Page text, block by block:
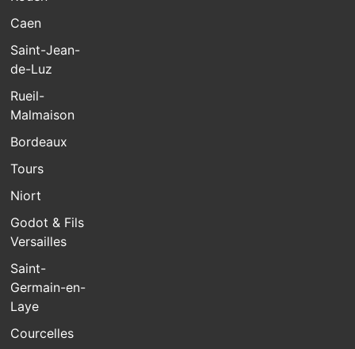
Caen
Saint-Jean-
de-Luz
Rueil-
Malmaison
Bordeaux
Tours
Niort
Godot & Fils
Versailles
Saint-
Germain-en-
Laye
Courcelles